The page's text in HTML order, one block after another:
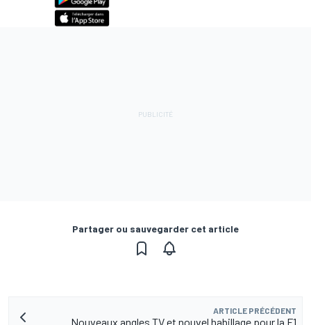
Partager ou sauvegarder cet article
ARTICLE PRÉCÉDENT
Nouveaux angles TV et nouvel habillage pour la F1